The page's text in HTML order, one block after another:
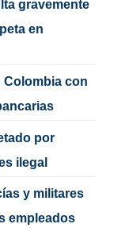
gravemente
en
con
por
ilegal
y militares
empleados